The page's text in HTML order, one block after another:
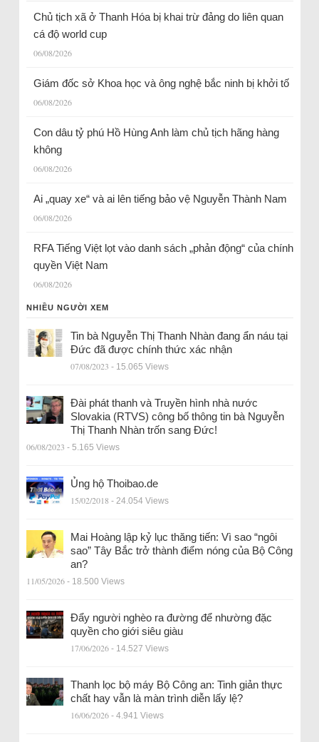
Chủ tịch xã ở Thanh Hóa bị khai trừ đảng do liên quan
cá độ world cup
06/08/2026
Giám đốc sở Khoa học và ông nghệ bắc ninh bị khởi tố
06/08/2026
Con dâu tỷ phú Hồ Hùng Anh làm chủ tịch hãng hàng
không
06/08/2026
Ai „quay xe“ và ai lên tiếng bảo vệ Nguyễn Thành Nam
06/08/2026
RFA Tiếng Việt lọt vào danh sách „phản động“ của chính
quyền Việt Nam
06/08/2026
NHIỀU NGƯỜI XEM
Tin bà Nguyễn Thị Thanh Nhàn đang ẩn náu tại
Đức đã được chính thức xác nhận
07/08/2023 - 15.065 Views
Đài phát thanh và Truyền hình nhà nước
Slovakia (RTVS) công bố thông tin bà Nguyễn
Thị Thanh Nhàn trốn sang Đức!
06/08/2023 - 5.165 Views
Ủng hộ Thoibao.de
15/02/2018 - 24.054 Views
Mai Hoàng lập kỷ lục thăng tiến: Vì sao “ngôi
sao” Tây Bắc trở thành điểm nóng của Bộ Công
an?
11/05/2026 - 18.500 Views
Đẩy người nghèo ra đường để nhường đặc
quyền cho giới siêu giàu
17/06/2026 - 14.527 Views
Thanh lọc bộ máy Bộ Công an: Tinh giản thực
chất hay vẫn là màn trình diễn lấy lệ?
16/06/2026 - 4.941 Views